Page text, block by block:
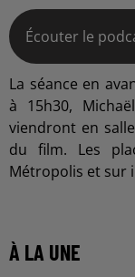
Écouter le
La séance en
à 15h30,
viendront en
du film. Les
Métropolis et sur
À LA UNE